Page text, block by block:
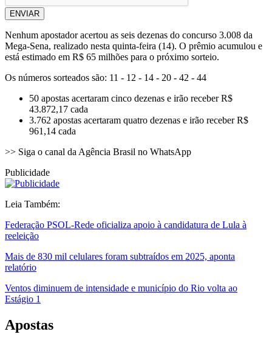
ENVIAR
Nenhum apostador acertou as seis dezenas do concurso 3.008 da
Mega-Sena, realizado nesta quinta-feira (14). O prêmio acumulou e
está estimado em R$ 65 milhões para o próximo sorteio.
Os números sorteados são: 11 - 12 - 14 - 20 - 42 - 44
50 apostas acertaram cinco dezenas e irão receber R$
43.872,17 cada
3.762 apostas acertaram quatro dezenas e irão receber R$
961,14 cada
>> Siga o canal da Agência Brasil no WhatsApp
Publicidade
Leia Também:
Federação PSOL-Rede oficializa apoio à candidatura de Lula à
reeleição
Mais de 830 mil celulares foram subtraídos em 2025, aponta
relatório
Ventos diminuem de intensidade e município do Rio volta ao
Estágio 1
Apostas